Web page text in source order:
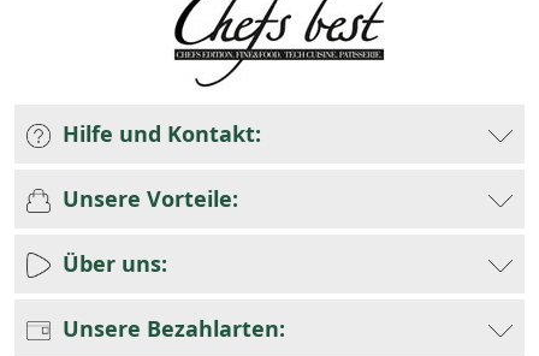
Hilfe und Kontakt:
Unsere Vorteile:
Über uns:
Unsere Bezahlarten: